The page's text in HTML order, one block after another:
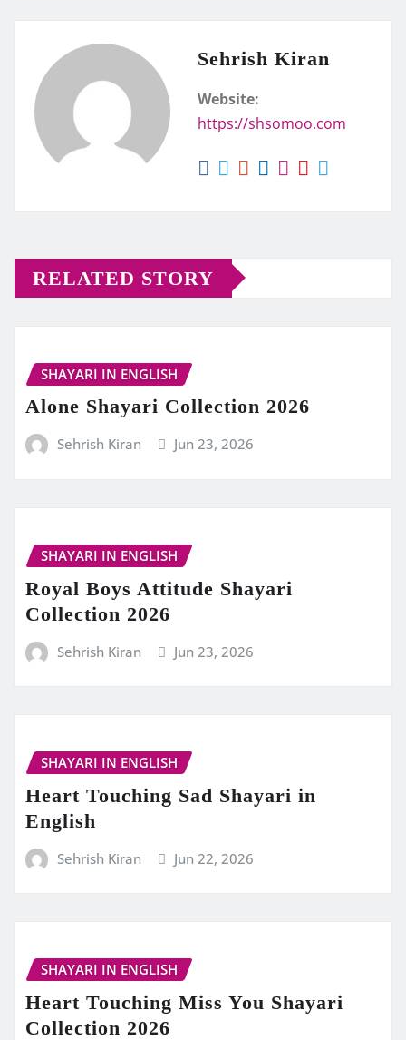
Sehrish Kiran
Website:
https://shsomoo.com
RELATED STORY
SHAYARI IN ENGLISH
Alone Shayari Collection 2026
Sehrish Kiran Jun 23, 2026
SHAYARI IN ENGLISH
Royal Boys Attitude Shayari
Collection 2026
Sehrish Kiran Jun 23, 2026
SHAYARI IN ENGLISH
Heart Touching Sad Shayari in
English
Sehrish Kiran Jun 22, 2026
SHAYARI IN ENGLISH
Heart Touching Miss You Shayari
Collection 2026